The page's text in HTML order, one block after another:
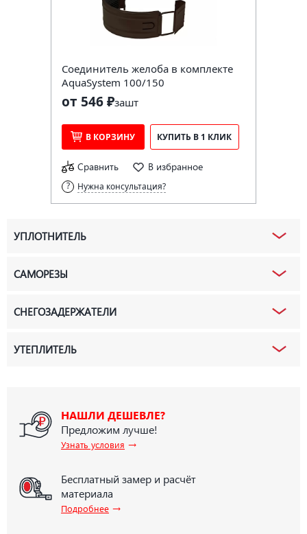
Соединитель желоба в комплекте
AquaSystem 100/150
от 546 ₽зашт
В КОРЗИНУ КУПИТЬ В 1 КЛИК
Сравнить В избранное
Нужна консультация?
УПЛОТНИТЕЛЬ
САМОРЕЗЫ
СНЕГОЗАДЕРЖАТЕЛИ
УТЕПЛИТЕЛЬ
НАШЛИ ДЕШЕВЛЕ?
Предложим лучше!
Узнать условия →
Бесплатный замер и расчёт
материала
Подробнее →